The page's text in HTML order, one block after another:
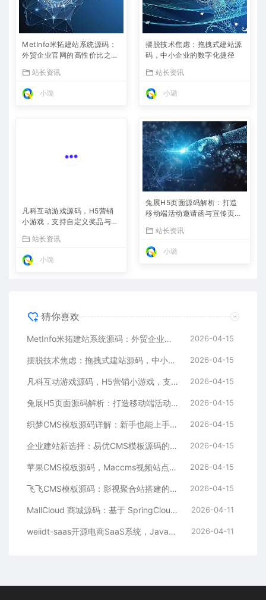
MetInfo米拓建站系统源码：
外贸企业官网的高性价比之
站长资讯
小璐
摆脱技术焦虑：拖拽式建站源
码，中小企业的数字化捷径
站长资讯
小璐
凡科互动游戏源码，H5营销
小游戏，支持自定义奖品与分
站长资讯
小璐
兔展H5页面源码解析：打造
移动端活动邀请函与宣传页的
站长资讯
小璐
猜你喜欢
MetInfo米拓建站系统源码：外贸企业官网的高性价比之选，内置SEO省心落地 2026-04-15
摆脱技术焦虑：拖拽式建站源码，中小企业的数字化捷径 2026-04-15
凡科互动游戏源码，H5营销小游戏，支持自定义奖品与分享 2026-04-15
兔展H5页面源码解析：打造移动端活动邀请函与宣传页的利器 2026-04-15
织梦CMS模板源码详解：新手也能上手的DedeCMS二次开发与建站指南 2026-04-15
企业建站新选择：易优CMS模板源码的多语言与SEO优势 2026-04-15
苹果CMS模板源码，Maccms视频站点，影视资源站模板首选 2026-04-15
飞飞CMS模板源码：影视聚合站搭建的理想之选 2026-04-15
MallCloud 商城源码：基于 SpringCloud Alibaba 的高并发电商系统深度解析 2026-04-11
weiidt-saas开源电商SaaS系统，Java社区版，支持多租户与插件化扩展 2026-04-11